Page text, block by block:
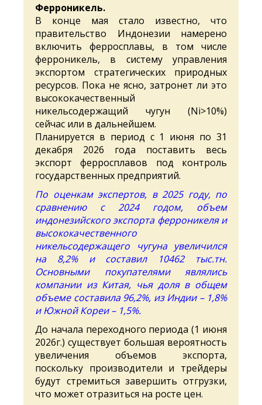
Ферроникель.
В конце мая стало известно, что
правительство Индонезии намерено
включить ферросплавы, в том числе
ферроникель, в систему управления
экспортом стратегических природных
ресурсов. Пока не ясно, затронет ли это
высококачественный
никельсодержащий чугун (Ni>10%)
сейчас или в дальнейшем.
Планируется в период с 1 июня по 31
декабря 2026 года поставить весь
экспорт ферросплавов под контроль
государственных предприятий.
По оценкам экспертов, в 2025 году, по
сравнению с 2024 годом, объем
индонезийского экспорта ферроникеля и
высококачественного
никельсодержащего чугуна увеличился
на 8,2% и составил 10462 тыс.тн.
Основными покупателями являлись
компании из Китая, чья доля в общем
объеме составила 96,2%, из Индии – 1,8%
и Южной Кореи – 1,5%.
До начала переходного периода (1 июня
2026г.) существует большая вероятность
увеличения объемов экспорта,
поскольку производители и трейдеры
будут стремиться завершить отгрузки,
что может отразиться на росте цен.